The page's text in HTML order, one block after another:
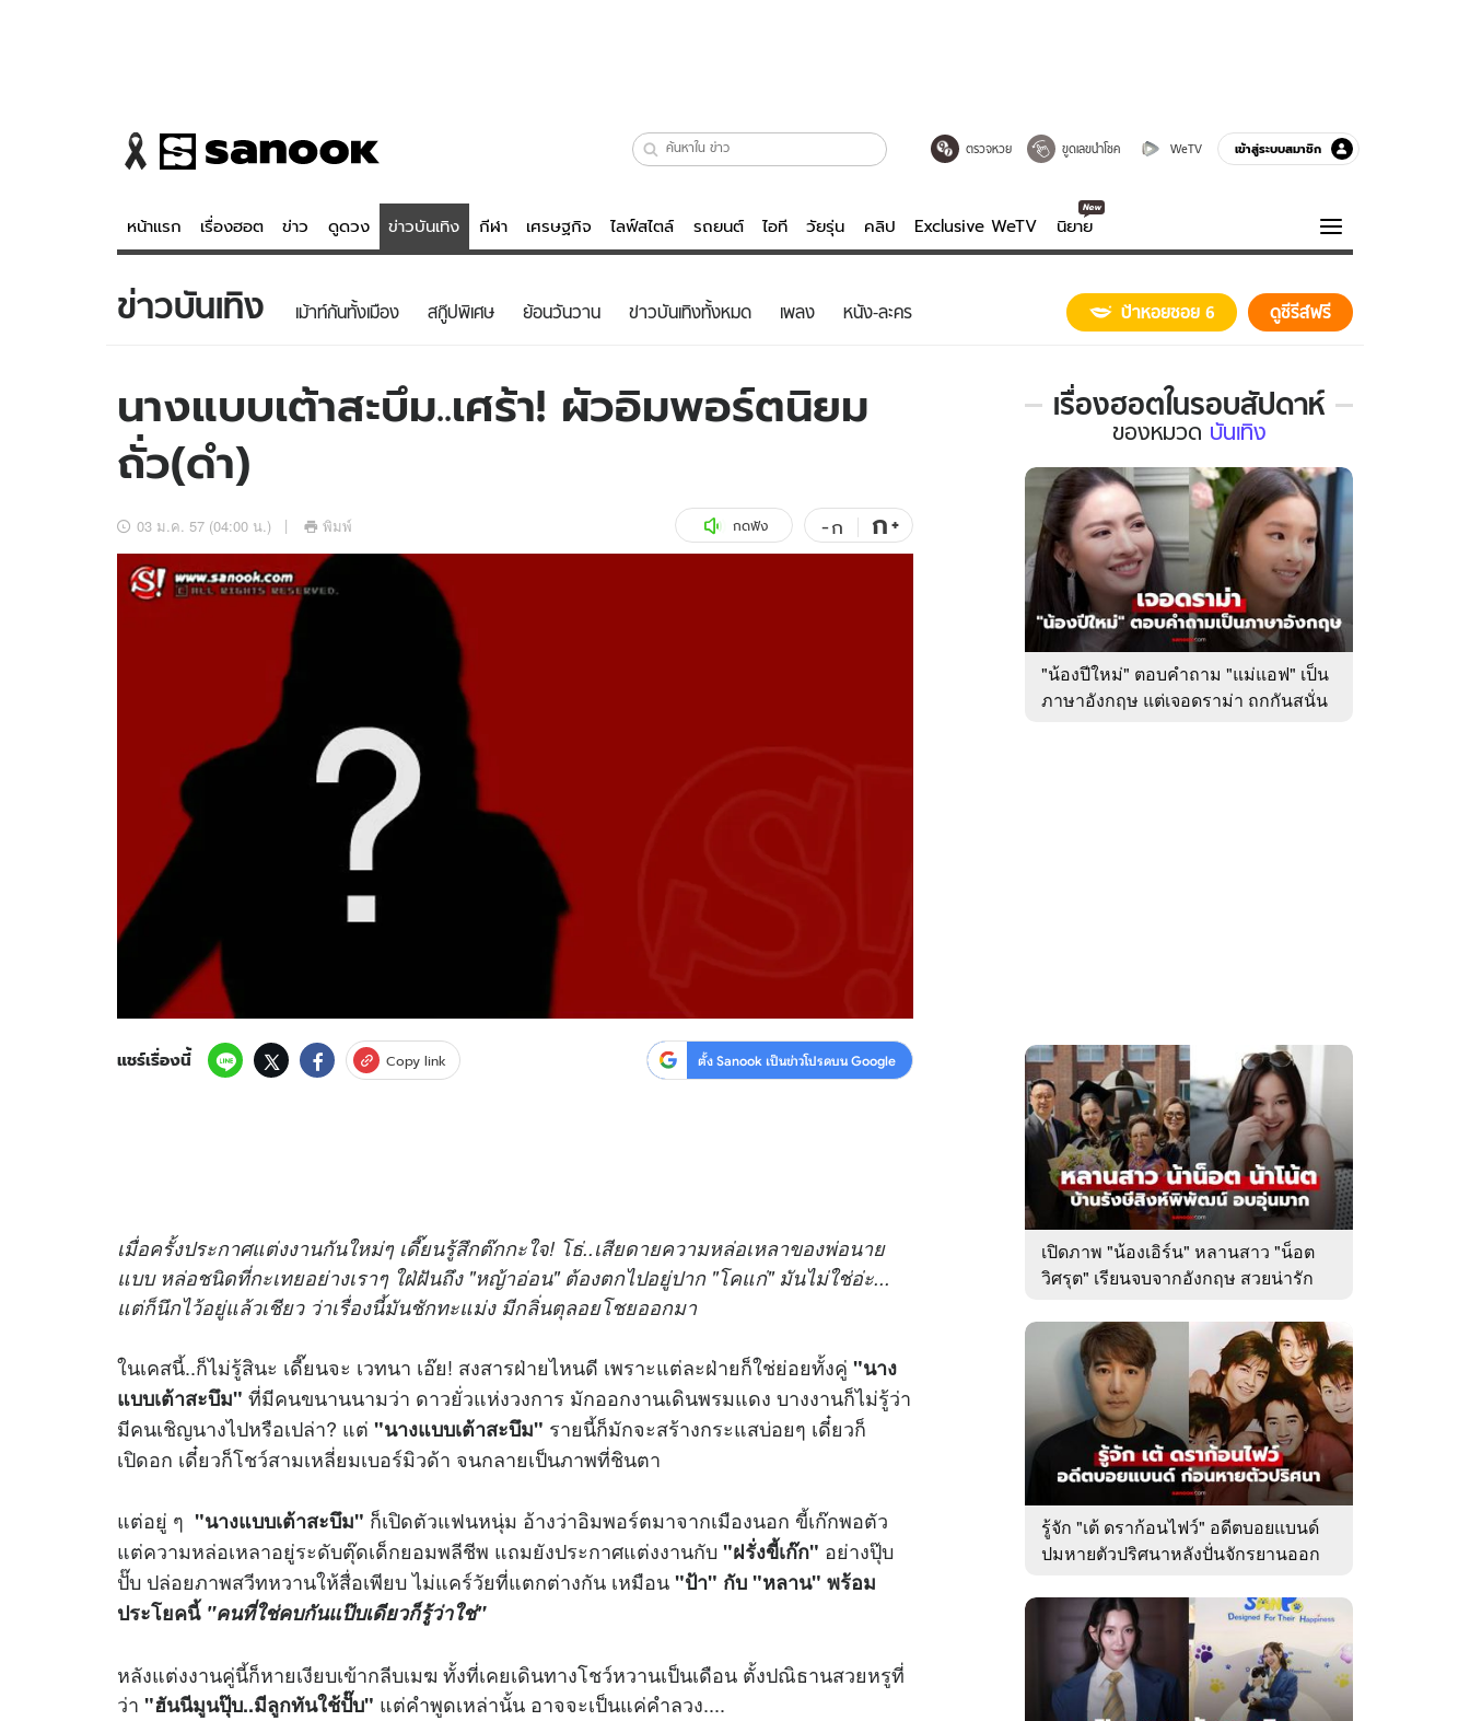
ตรวจหวย ขูดเลขนำโชค WeTV เข้าสู่ระบบสมาชิก
หน้าแรก เรื่องฮอต ข่าว ดูดวง ข่าวบันเทิง กีฬา เศรษฐกิจ ไลฟ์สไตล์ รถยนต์ ไอที วัยรุ่น คลิป Exclusive WeTV นิยาย
ข่าว
ข่าวบันเทิง
ข่าวกีฬา
ข่าวเศรษฐกิจ
อัปเดตจีน
เช็กข่าวชัวร์
ดูดวง - ตรวจหวย
สถิติหวยไทย
ไลฟ์สไตล์
วัยรุ่น
สุขภาพ
เที่ยว-กิน
บันเทิงครบรส
ดูทีวี
WeTV
ความรู้รอบตัว
ฮาวทู
ดาวน์โหลดสนุกแอปฟรี
สงวนลิขสิทธิ์ © บริษัท อิมเมจ ฟิวเจอร์ (ประเทศไทย) จำกัด
ข่าวบันเทิง เม้าท์กันทั้งเมือง สกู๊ปพิเศษ ย้อนวันวาน ข่าวบันเทิงทั้งหมด เพลง หนัง-ละคร ป้าหอยซอย 6 ดูซีรีส์ฟรี
นางแบบเต้าสะบึม..เศร้า! ผัวอิมพอร์ตนิยม
ถั่ว(ดำ)
03 ม.ค. 57 (04:00 น.) พิมพ์ กดฟัง -ก ก+
แชร์เรื่องนี้ Copy link ตั้ง Sanook เป็นข่าวโปรดบน Google
เมื่อครั้งประกาศแต่งงานกันใหม่ๆ เดี๊ยนรู้สึกต๊กกะใจ! โธ่..เสียดายความหล่อเหลาของพ่อนาย
แบบ หล่อชนิดที่กะเทยอย่างเราๆ ใฝ่ฝันถึง "หญ้าอ่อน" ต้องตกไปอยู่ปาก "โคแก่" มันไม่ใช่อ่ะ...
แต่ก็นึกไว้อยู่แล้วเชียว ว่าเรื่องนี้มันชักทะแม่ง มีกลิ่นตุลอยโชยออกมา
ในเคสนี้..ก็ไม่รู้สินะ เดี๊ยนจะ เวทนา เอ๊ย! สงสารฝ่ายไหนดี เพราะแต่ละฝ่ายก็ใช่ย่อยทั้งคู่ "นาง
แบบเต้าสะบึม" ที่มีคนขนานนามว่า ดาวยั่วแห่งวงการ มักออกงานเดินพรมแดง บางงานก็ไม่รู้ว่า
มีคนเชิญนางไปหรือเปล่า? แต่ "นางแบบเต้าสะบึม" รายนี้ก็มักจะสร้างกระแสบ่อยๆ เดี๋ยวก็
เปิดอก เดี๋ยวก็โชว์สามเหลี่ยมเบอร์มิวด้า จนกลายเป็นภาพที่ชินตา
แต่อยู่ ๆ "นางแบบเต้าสะบึม" ก็เปิดตัวแฟนหนุ่ม อ้างว่าอิมพอร์ตมาจากเมืองนอก ขี้เก๊กพอตัว
แต่ความหล่อเหลาอยู่ระดับตุ๊ดเด็กยอมพลีชีพ แถมยังประกาศแต่งงานกับ "ฝรั่งขี้เก๊ก" อย่างปุ๊บ
ปั๊บ ปล่อยภาพสวีทหวานให้สื่อเพียบ ไม่แคร์วัยที่แตกต่างกัน เหมือน "ป้า" กับ "หลาน" พร้อม
ประโยคนี้ "คนที่ใช่คบกันแป๊บเดียวก็รู้ว่าใช่"
หลังแต่งงานคู่นี้ก็หายเงียบเข้ากลีบเมฆ ทั้งที่เคยเดินทางโชว์หวานเป็นเดือน ตั้งปณิธานสวยหรูที่
ว่า "ฮันนีมูนปุ๊บ..มีลูกทันใช้ปั๊บ" แต่คำพูดเหล่านั้น อาจจะเป็นแค่คำลวง....
เรื่องฮอตในรอบสัปดาห์
เรื่อง
ใน
รอบ
สัปดาห์
ของ
หมวด
บันเทิง
ของหมวด บันเทิง
"น้องปีใหม่" ตอบคำถาม "แม่แอฟ" เป็น
ภาษาอังกฤษ แต่เจอดราม่า ถกกันสนั่น
เปิดภาพ "น้องเอิร์น" หลานสาว "น็อต
วิศรุต" เรียนจบจากอังกฤษ สวยน่ารัก
รู้จัก "เต้ ดราก้อนไฟว์" อดีตบอยแบนด์
ปมหายตัวปริศนาหลังปั่นจักรยานออก